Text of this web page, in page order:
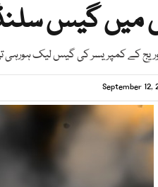
سلنڈر پھٹنے
کے کمپریسر کی گیس لیک
September 12,